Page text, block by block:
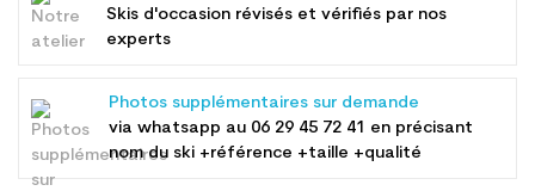
Skis d'occasion révisés et vérifiés par nos
experts
Photos supplémentaires sur demande
via whatsapp au 06 29 45 72 41 en précisant
nom du ski +référence +taille +qualité